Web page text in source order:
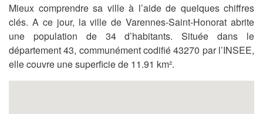
Mieux comprendre sa ville à l’aide de quelques chiffres
clés. A ce jour, la ville de Varennes-Saint-Honorat abrite
une population de 34 d’habitants. Située dans le
département 43, communément codifié 43270 par l’INSEE,
elle couvre une superficie de 11.91 km².